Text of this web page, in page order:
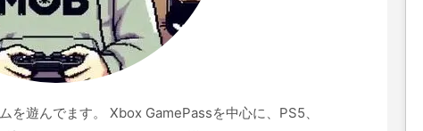
を遊んでます。 Xbox GamePassを中心に、PS5、